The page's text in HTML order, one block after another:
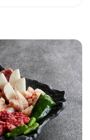
バイク通勤OK
髪型自由